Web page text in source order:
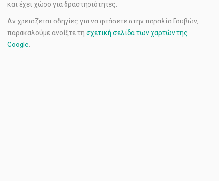
και έχει χώρο για δραστηριότητες.
Αν χρειάζεται οδηγίες για να φτάσετε στην παραλία Γουβών,
παρακαλούμε ανοίξτε τη σχετική σελίδα των χαρτών της
Google